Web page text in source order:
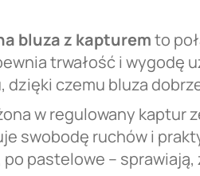
bluza z kapturemto
trwałość i wygodę
dzięki czemu bluza
w regulowany kaptur
swobodę ruchów i
po pastelowe –